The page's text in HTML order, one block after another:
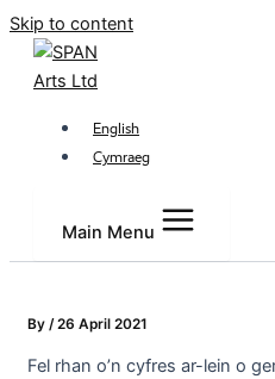
Skip to content
English
Cymraeg
Main Menu
By /26 April 2021
Fel rhan o’n cyfres ar-lein o